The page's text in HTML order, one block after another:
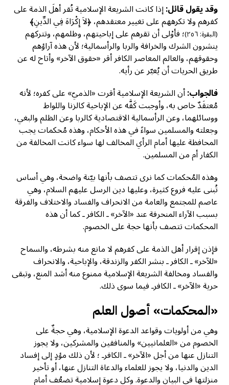
وقد يقول قائل:إذا كانت الشريعة الإسلامية تُقر أهلَ الذمة على
كفرهم ولا تكرههم على تغيير معتقدهم، ﴿لاَ إِكْرَاهَ فِي الدِّينِ﴾
(البقرة: ٢٥٦) ؛ فأوْلى أن تقرهم على إباحيتهم، وظلمهم، وتتركهم
ينشرون الشرك والخرافة والربا والرأسمالية؛ لأن هذه آراؤهم
وحقوقهم، والعالم المعاصر الكافر أقر «حقوق الآخر» وأتاح له عن
طريق الحريات أن يُعبّر عن رأيه.
فالجواب:أن الشريعة الإسلامية أقرت «الذميّ» على كفره؛ لأنه
مُعتقَدٌ خاص به، وأوجبت كَفَّه عن الإباحية كالزنا واللواط
ووسائلهما، وعن الرأسمالية الاقتصادية كالربا وعن الظلم والبغي،
وجعلته والمسلمين سواءً في هذه الأحكام، وهذه مُحكمات يجب
المحافظة عليها أمام الرأي المخالف لها سواء كانت المخالفة من
الكفار أم من المسلمين.
وهذه المُحكمات كما نرى تتصف بأنها بيّنة واضحة، وهي أساس
تُبنى عليه فروع كثيرة، وعليها دين الرسل عليهم السلام، وهي
عاصم للمجتمع والعامة من الانحراف والفساد والاختلاف والفرقة
بسبب الآراء المنحرفة عند «الآخر» ـ الكافر ـ كما أن هذه
المحكمات تتصف بأنها حجة على الخصوم.
فإذن إقرار أهل الذمة على كفرهم لا مانع منه بشرطه، والسماح
«للآخر» ـ الكافر ـ بنشر الكفر والزندقة، والإباحية، والانحراف
والفساد ومخالفة الشريعة الإسلامية ممنوع منه أشد المنع، وتبقى
حرية «الآخر» ـ الكافرـ فيما سوى ذلك.
«المحكمات» أصول العلم
وهي من أولويات وقواعد الدعوة الإسلامية، وهي حجةٌ على
الخصوم من «العلمانيين» والمنافقين والمشركين، ولا يجوز
التنازل عنها من أجل «الآخر» ـ الكافرـ ؛ لأن ذلك مؤدٍ إلى إفساد
الدين والدنيا، ولا يجوز للعلماء والدعاة التنازل عنها، أو تأخير
منزلتها في البيان والدعوة. وكل دعوة إسلامية تضعُف أمام